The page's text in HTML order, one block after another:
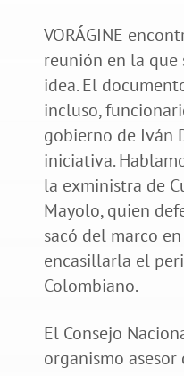
VORÁGINE
reunión en la que
idea. El
incluso,
gobierno de Iván
iniciativa.
la exministra de
Mayolo, quien
sacó del marco
encasillarla el
Colombiano.
El Consejo
organismo